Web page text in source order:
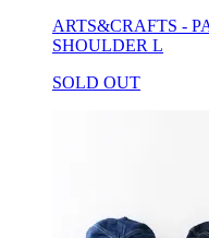
ARTS&CRAFTS -
SHOULDER L
SOLD OUT